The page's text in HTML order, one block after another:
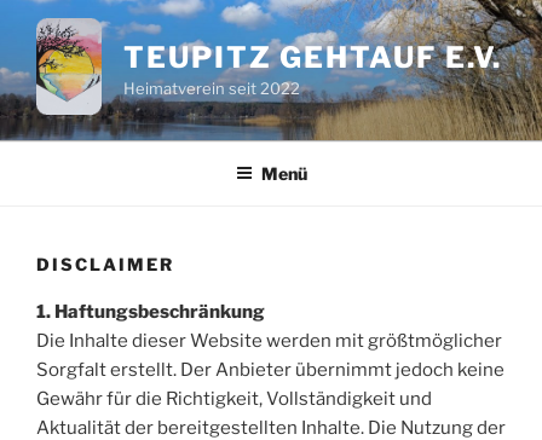
Inhalt
springen
TEUPITZ GEHTAUF E.V.
Heimatverein seit 2022
Menü
DISCLAIMER
1. Haftungsbeschränkung
Die Inhalte dieser Website werden mit größtmöglicher
Sorgfalt erstellt. Der Anbieter übernimmt jedoch keine
Gewähr für die Richtigkeit, Vollständigkeit und
Aktualität der bereitgestellten Inhalte. Die Nutzung der